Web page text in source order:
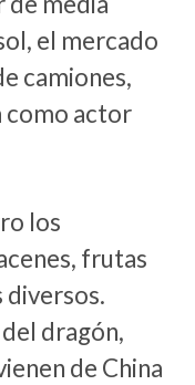
el mercado
camiones,
como actor
los
frutas
dragón,
de China